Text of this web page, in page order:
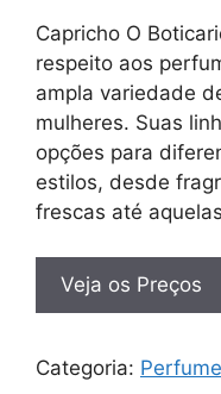
Capricho O
respeito aos
ampla variedade
mulheres. Suas
opções para
estilos, desde
frescas até
Veja os Preços
Categoria: